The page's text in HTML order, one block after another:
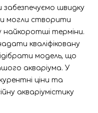
забезпечуємо швидку
могли створити
найкоротші терміни.
кваліфіковану
модель, що
акваріума. У
ціни та
акваріумістику